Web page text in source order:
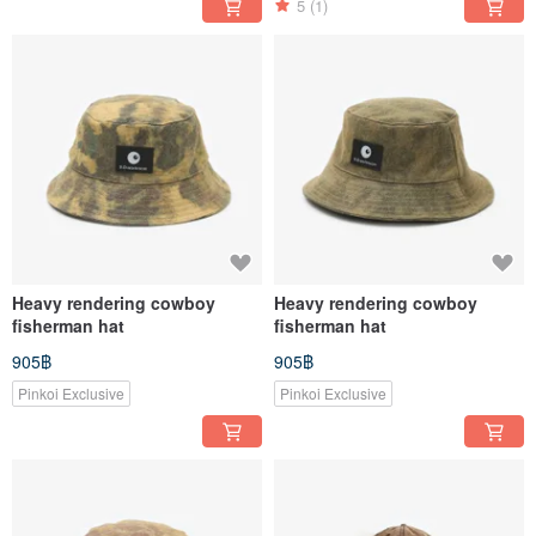
5 (1)
Heavy rendering cowboy
fisherman hat
905฿
Pinkoi Exclusive
Heavy rendering cowboy
fisherman hat
905฿
Pinkoi Exclusive